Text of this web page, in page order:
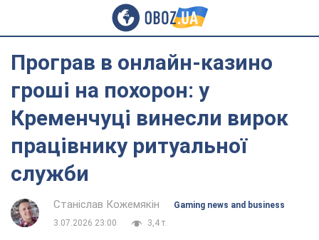
Програв в онлайн-казино
гроші на похорон: у
Кременчуці винесли вирок
працівнику ритуальної
служби
Станіслав Кожемякін
Gaming news and business
3.07.2026 23:00
3,4 т.